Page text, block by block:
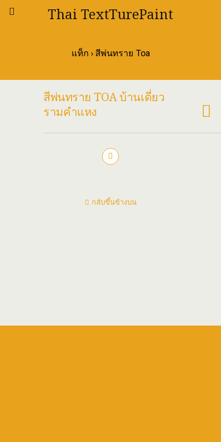
Thai TextTurePaint
แท็ก › สีพ่นทราย Toa
สีพ่นทราย TOA บ้านเดี่ยว
รามคำแหง
กลับขึ้นข้างบน